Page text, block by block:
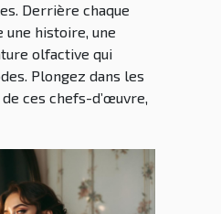
Derrière chaque
une histoire, une
olfactive qui
Plongez dans les
ces chefs-d’œuvre,